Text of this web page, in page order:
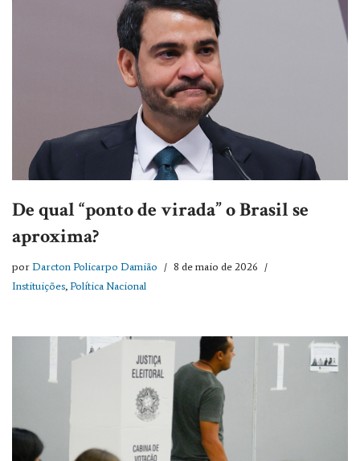
De qual “ponto de virada” o Brasil se
aproxima?
porDarcton Policarpo Damião
8 de maio de 2026
Instituições,Política Nacional